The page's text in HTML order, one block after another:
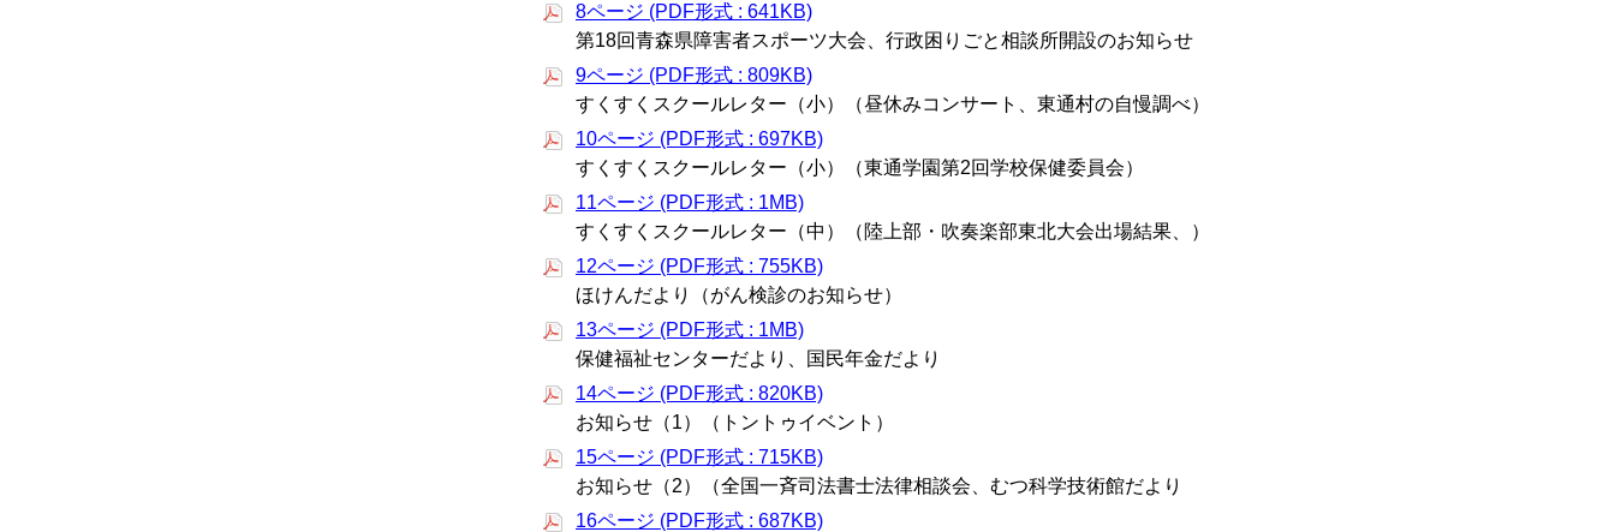
8ページ (PDF形式 : 641KB)
第18回青森県障害者スポーツ大会、行政困りごと相談所開設のお知らせ
9ページ (PDF形式 : 809KB)
すくすくスクールレター（小）（昼休みコンサート、東通村の自慢調べ）
10ページ (PDF形式 : 697KB)
すくすくスクールレター（小）（東通学園第2回学校保健委員会）
11ページ (PDF形式 : 1MB)
すくすくスクールレター（中）（陸上部・吹奏楽部東北大会出場結果、）
12ページ (PDF形式 : 755KB)
ほけんだより（がん検診のお知らせ）
13ページ (PDF形式 : 1MB)
保健福祉センターだより、国民年金だより
14ページ (PDF形式 : 820KB)
お知らせ（1）（トントゥイベント）
15ページ (PDF形式 : 715KB)
お知らせ（2）（全国一斉司法書士法律相談会、むつ科学技術館だより
16ページ (PDF形式 : 687KB)